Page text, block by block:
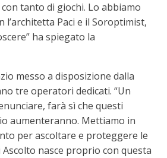
tanto di giochi. Lo abbiamo
l’architetta Paci e il Soroptimist,
ha spiegato la
messo a disposizione dalla
tre operatori dedicati. “Un
farà sì che questi
aumenteranno. Mettiamo in
per ascoltare e proteggere le
Ascolto nasce proprio con questa